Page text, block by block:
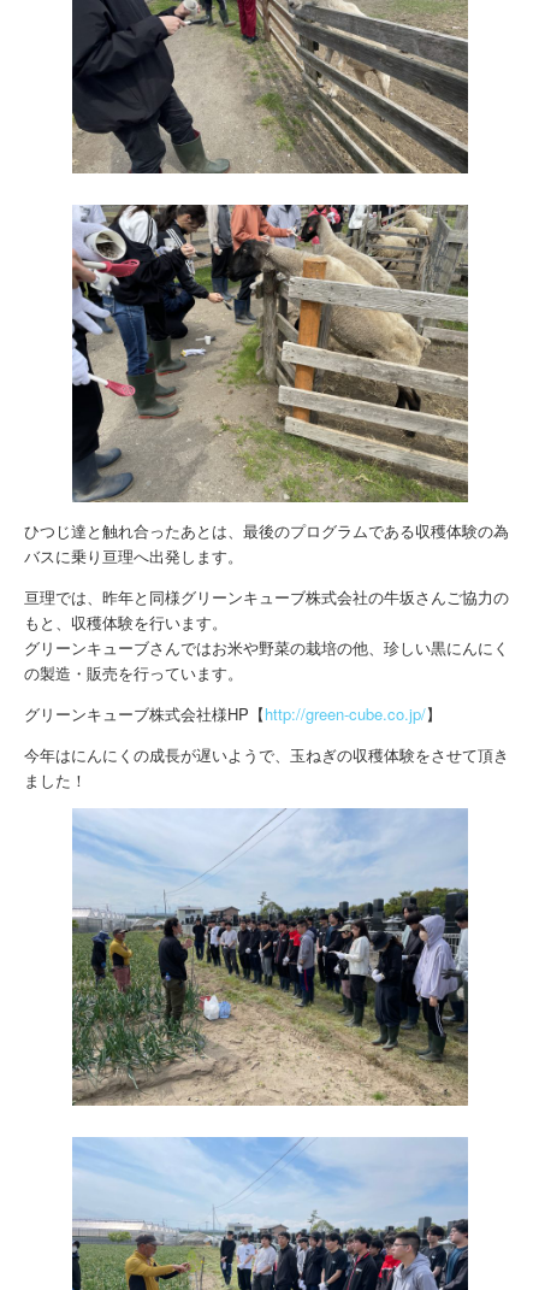
ひつじ達と触れ合ったあとは、最後のプログラムである収穫体験の為
バスに乗り亘理へ出発します。
亘理では、昨年と同様グリーンキューブ株式会社の牛坂さんご協力の
もと、収穫体験を行います。
グリーンキューブさんではお米や野菜の栽培の他、珍しい黒にんにく
の製造・販売を行っています。
グリーンキューブ株式会社様HP【http://green-cube.co.jp/】
今年はにんにくの成長が遅いようで、玉ねぎの収穫体験をさせて頂き
ました！